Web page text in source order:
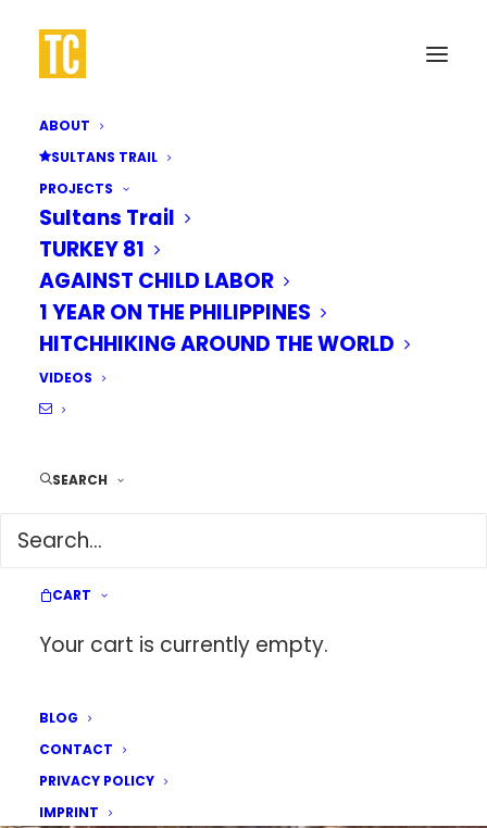
ABOUT
SULTANS TRAIL
PROJECTS
Sultans Trail
TURKEY 81
AGAINST CHILD LABOR
1 YEAR ON THE PHILIPPINES
HITCHHIKING AROUND THE WORLD
VIDEOS
SEARCH
CART
Your cart is currently empty.
BLOG
CONTACT
PRIVACY POLICY
IMPRINT
FROHES NEUES!